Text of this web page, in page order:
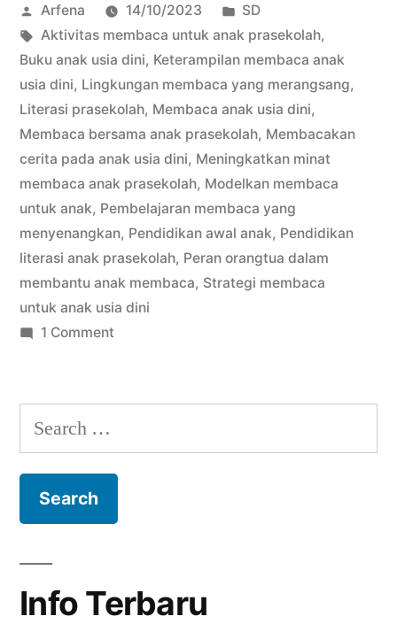
Mengembangkan
Kemampuan
Membaca
Anak
Usia
Dini”
Posted
by
Arfena 14/10/2023
Posted
in
SD
Tags:
Aktivitas membaca untuk anak prasekolah,
Buku anak usia dini, Keterampilan membaca anak
usia dini, Lingkungan membaca yang merangsang,
Literasi prasekolah, Membaca anak usia dini,
Membaca bersama anak prasekolah, Membacakan
cerita pada anak usia dini, Meningkatkan minat
membaca anak prasekolah, Modelkan membaca
untuk anak, Pembelajaran membaca yang
menyenangkan, Pendidikan awal anak, Pendidikan
literasi anak prasekolah, Peran orangtua dalam
membantu anak membaca, Strategi membaca
untuk anak usia dini
1 Commenton
untuk
Kemampuan
Membaca
Search
for:
Info Terbaru